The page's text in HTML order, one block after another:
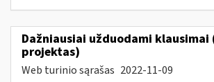
Dažniausiai užduodami klausimai
projektas)
Web turinio sąrašas 2022-11-09